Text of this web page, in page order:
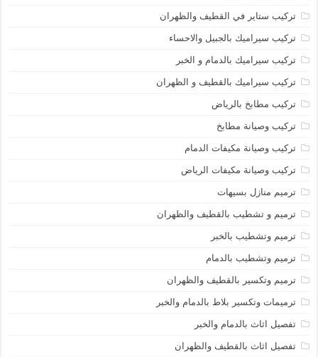
تركيب ستاير في القطيف والظهران
تركيب سيراميك بالجبيل والاحساء
تركيب سيراميك بالدمام و الخبر
تركيب سيراميك بالقطيف و الظهران
تركيب مطابخ بالرياض
تركيب وصيانة مطابخ
تركيب وصيانة مكيفات الدمام
تركيب وصيانة مكيفات الرياض
ترميم منازل بسيهات
ترميم و تشطيب بالقطيف والظهران
ترميم وتشطيب بالخبر
ترميم وتشطيب بالدمام
ترميم وتكسير بالقطيف والظهران
ترميمات وتكسير بلاط بالدمام والخبر
تفصيل اثاث بالدمام والخبر
تفصيل اثاث بالقطيف والظهران